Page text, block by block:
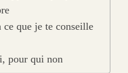
que je te conseille
pour qui non